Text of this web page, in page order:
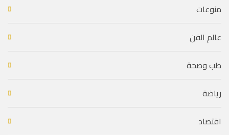
منوعات
عالم الفن
طب وصحة
رياضة
اقتصاد